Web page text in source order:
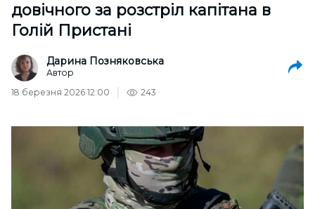
довічного за розстріл капітана в
Голій Пристані
Дарина Позняковська
Автор
18 березня 2026 12:00
243